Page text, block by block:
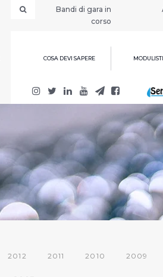
Bandi di gara in
corso
COSA DEVI SAPERE
2012 2011 2010 2009